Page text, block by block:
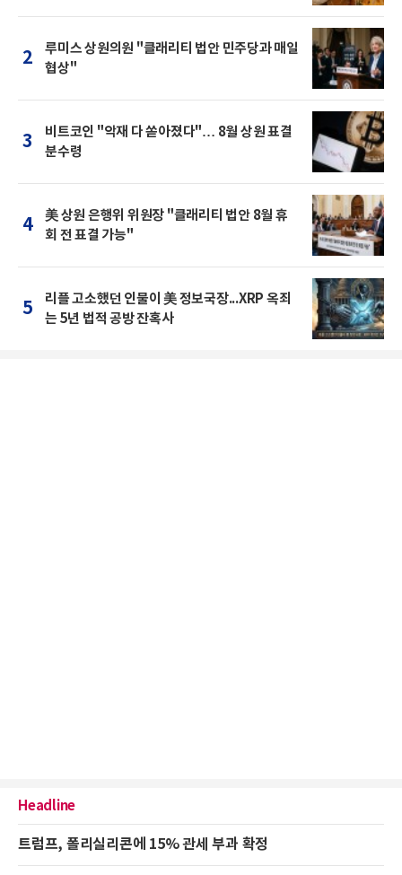
2
루미스 상원의원 "클래리티 법안 민주당과 매일
협상"
3
비트코인 "악재 다 쏟아졌다"… 8월 상원 표결
분수령
4
美 상원 은행위 위원장 "클래리티 법안 8월 휴
회 전 표결 가능"
5
리플 고소했던 인물이 美 정보국장...XRP 옥죄
는 5년 법적 공방 잔혹사
Headline
트럼프, 폴리실리콘에 15% 관세 부과 확정